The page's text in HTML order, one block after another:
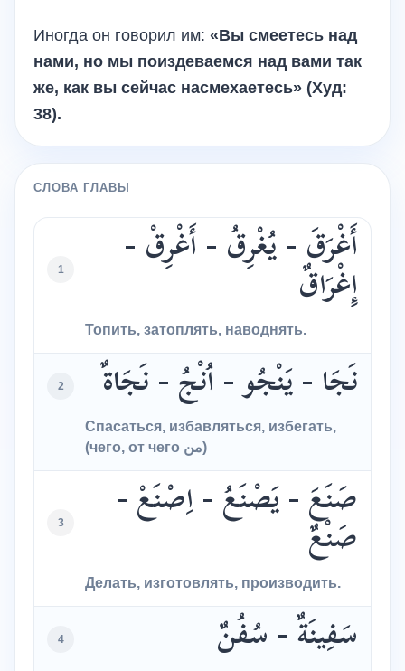
Иногда он говорил им: «Вы смеетесь над
нами, но мы поиздеваемся над вами так
же, как вы сейчас насмехаетесь» (Худ:
38).
СЛОВА ГЛАВЫ
1 أَغْرَقَ - يُغْرِقُ - أَغْرِقْ -
إِغْرَاقٌ
Топить, затоплять, наводнять.
2 نَجَا - يَنْجُو - اُنْجُ - نَجَاةٌ
Спасаться, избавляться, избегать,
(чего, от чего من)
3 صَنَعَ - يَصْنَعُ - اِصْنَعْ -
صَنْعٌ
Делать, изготовлять, производить.
4 سَفِينَةٌ - سُفُنٌ